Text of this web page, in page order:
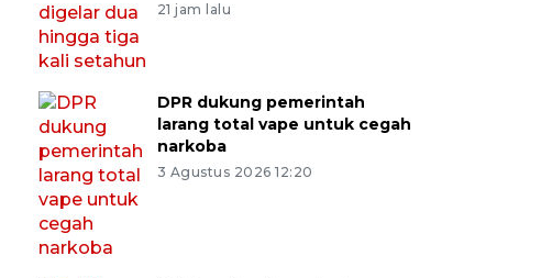
21 jam lalu
DPR dukung pemerintah
larang total vape untuk cegah
narkoba
3 Agustus 2026 12:20